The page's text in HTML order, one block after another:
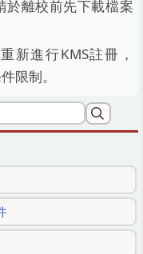
於離校前先下載檔案
新進行KMS註冊，
限制。